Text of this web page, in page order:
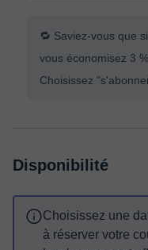
🔁 Saviez-vous que
vous économisez 3
Choisissez
Disponibilité
Choisissez une
à réserver votre